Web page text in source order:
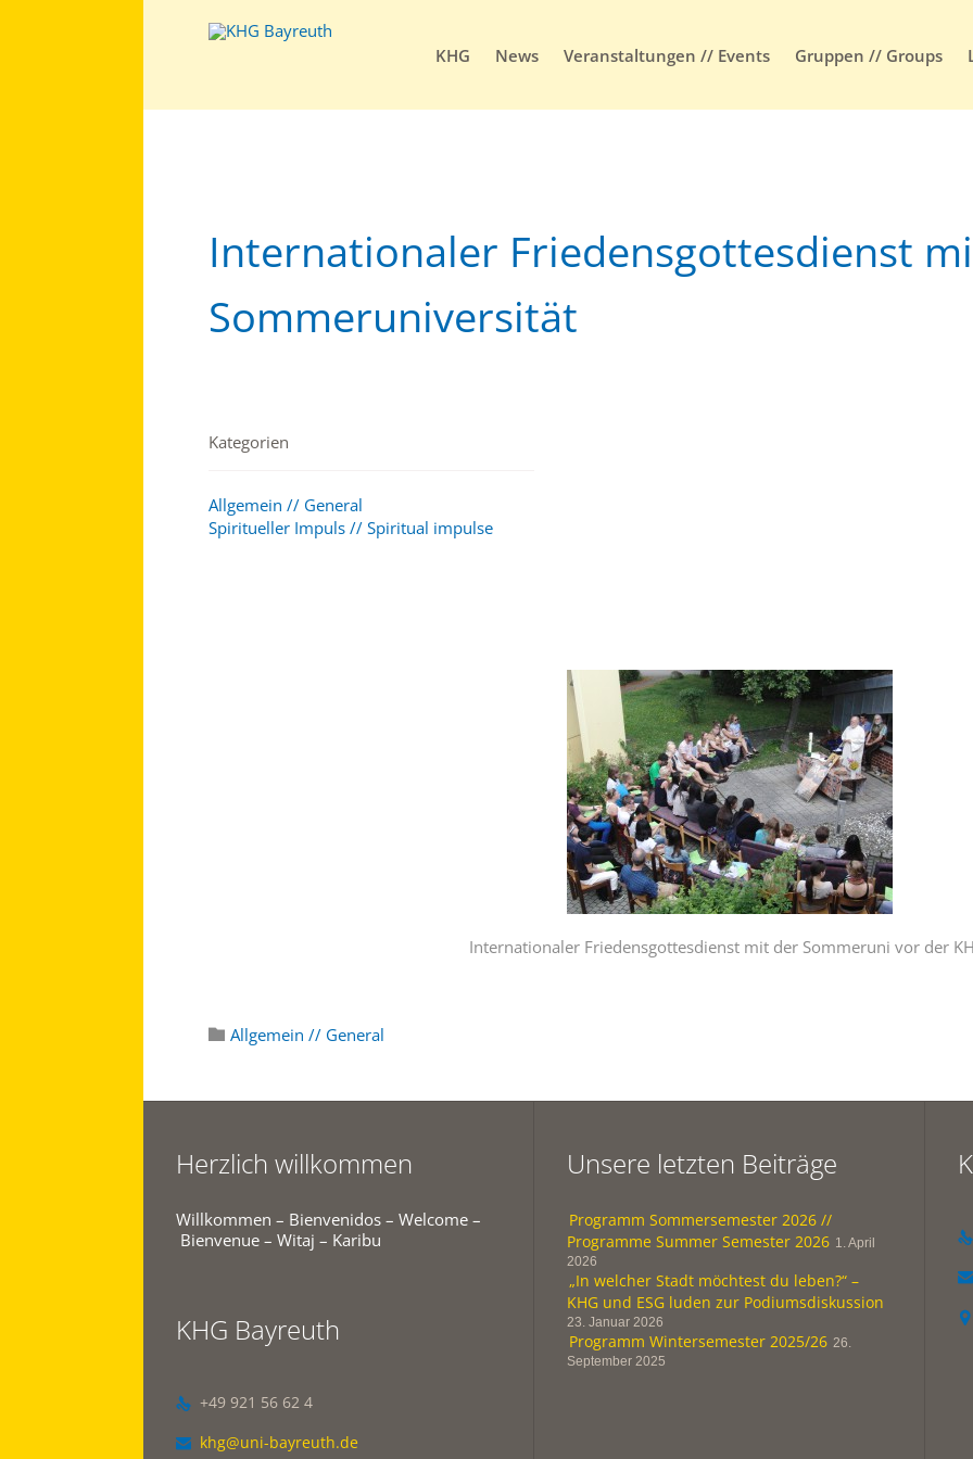
KHG News Veranstaltungen // Events Gruppen // Groups
Internationaler Friedensgottesdienst
Sommeruniversität
Kategorien
Allgemein // General
Spiritueller Impuls // Spiritual impulse
Internationaler Friedensgottesdienst mit der Sommeruni vor der
 Category
Allgemein // General
Herzlich willkommen
Willkommen – Bienvenidos – Welcome –
Bienvenue – Witaj – Karibu
KHG Bayreuth
 +49 921 56 62 4
 khg@uni-bayreuth.de
Unsere letzten Beiträge
Programm Sommersemester 2026 //
Programme Summer Semester 2026 1. April
2026
„In welcher Stadt möchtest du leben?“ –
KHG und ESG luden zur Podiumsdiskussion
23. Januar 2026
Programm Wintersemester 2025/26 26.
September 2025


